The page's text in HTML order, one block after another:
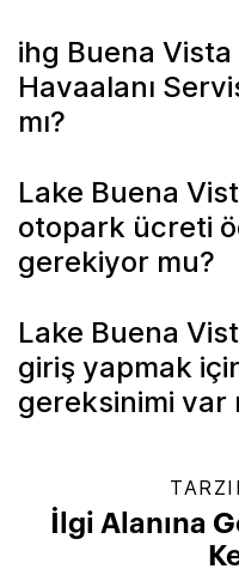
ihg Buena
Havaalanı
mı?
Lake Buena
otopark ücreti
gerekiyor mu?
Lake Buena
giriş yapmak
gereksinimi var
İlgi Alanına